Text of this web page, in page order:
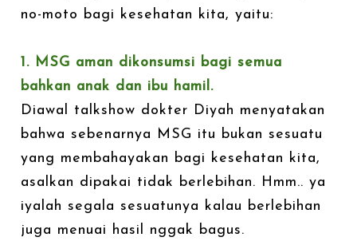
no-moto bagi kesehatan kita, yaitu:
1. MSG aman dikonsumsi bagi semua
bahkan anak dan ibu hamil.
Diawal talkshow dokter Diyah menyatakan
bahwa sebenarnya MSG itu bukan sesuatu
yang membahayakan bagi kesehatan kita,
asalkan dipakai tidak berlebihan. Hmm.. ya
iyalah segala sesuatunya kalau berlebihan
juga menuai hasil nggak bagus.